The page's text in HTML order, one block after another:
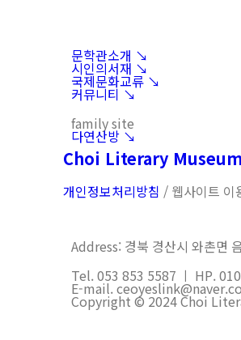
문학관소개 ↘︎
시인의서재 ↘︎
국제문화교류 ↘︎
커뮤니티 ↘︎
family site
다연산방 ↘︎
Choi Literary Museum
개인정보처리방침 / 웹사이트 이
Address: 경북 경산시 와촌면
Tel. 053 853 5587 ㅣ HP.
E-mail.
Copyright © 2024 Choi